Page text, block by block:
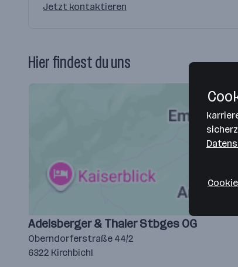
Jetzt kontaktieren
Hier findest du uns
Adelsberger & Thaler Stbges OG
Oberndorferstraße 44/2
6322 Kirchbichl